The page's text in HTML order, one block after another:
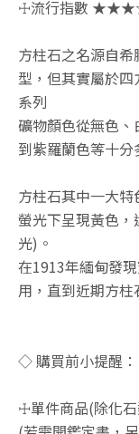
☩流行指數
方柱石之名源自
型，但其實屬於
系列
礦物顏色從無色
到紫羅蘭色等十分
方柱石其中一大
螢光下呈現黃色
光)。
在1913年緬甸發
用，直到近期方柱
◇ 購買前小提醒：
☩單件商品(除化